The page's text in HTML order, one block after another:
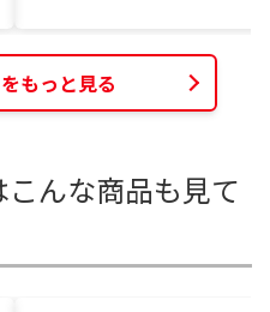
もっと見る
んな商品も見て